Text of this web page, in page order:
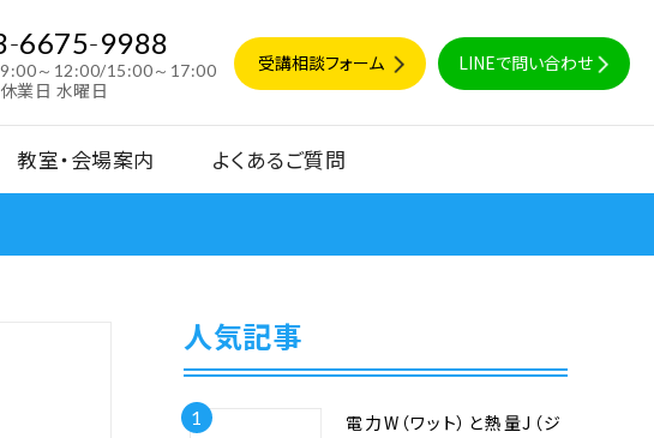
-6675-9988
9:00～12:00/15:00～17:00
休業日 水曜日
受講相談フォーム LINEで問い合わせ
教室・会場案内 よくあるご質問
人気記事
1
電力W（ワット）と熱量J（ジ